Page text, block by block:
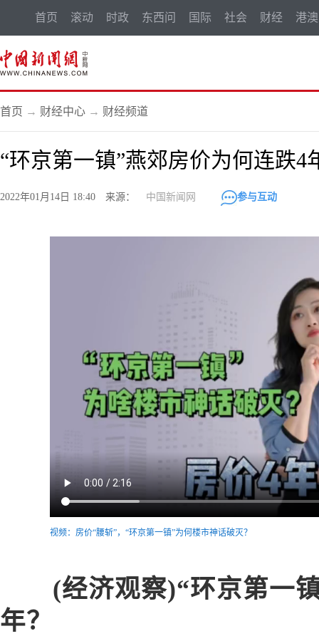
首页 滚动 时政 东西问 国际 社会 财经 港澳
首页 → 财经中心 → 财经频道
“环京第一镇”燕郊房价为何连跌4
2022年01月14日 18:40 来源： 中国新闻网 参与互动
视频：房价“腰斩”，“环京第一镇”为何楼市神话破灭？
(经济观察)“环京第一
年？